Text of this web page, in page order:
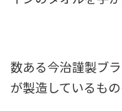
数ある今治謹製ブ
が製造しているも